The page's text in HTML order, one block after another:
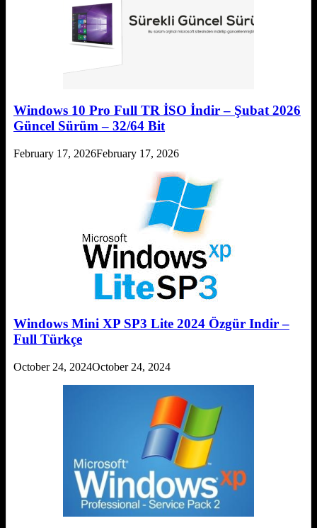
Windows 10 Pro Full TR İSO İndir – Şubat 2026
Güncel Sürüm – 32/64 Bit
February 17, 2026February 17, 2026
Windows Mini XP SP3 Lite 2024 Özgür Indir –
Full Türkçe
October 24, 2024October 24, 2024